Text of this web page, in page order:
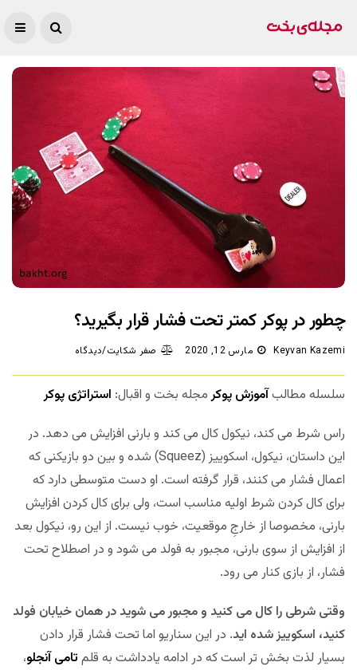
چطور در پوکر کمتر تحت فشار قرار بگیرید؟
Keyvan Kazemi مارس 12, 2020 صفر شکایت/دیدگاه
سلسله مطالبآموزش پوکرمجله بخت و اقبال: استراتژی پوکر
راس شرط می کند، نیکول کال می کند و بارنی افزایش می دهد. در
این داستان، نیکول، اسکوییز (Squeez) شده و بین دو بازیکنی که
اعمال فشار می کنند، قرار گرفته است. او دست متوسطی دارد که
برای کال کردن شرط اولیه مناسب است، ولی برای کال کردن افزایش
بارنی، مخصوصا از خارجِ موقعیت، خوب نیست. از این رو، نیکول بعد
از افزایش از سوی بارنی، مجبور به فولد می شود و در اصطلاح تحت
فشار، از بازی کنار می رود.
وقتی شرطی را کال می کنید و مجبور می شوید در همان خیابان فولد
کنید، اسکوییز شده اید. در این سناریو اما تحت فشار قرار دادن
بسیار لذت بخش تر است که در ادامه یادداشت به قلم تامی آنجلو،